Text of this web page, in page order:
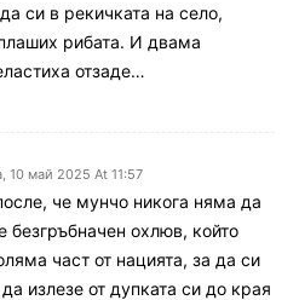
си в рекичката на село,
рибата. И двама
отзаде…
10 май 2025 At 11:57
че мунчо никога няма да
безгръбначен охлюв, който
част от нацията, за да си
излезе от дупката си до края